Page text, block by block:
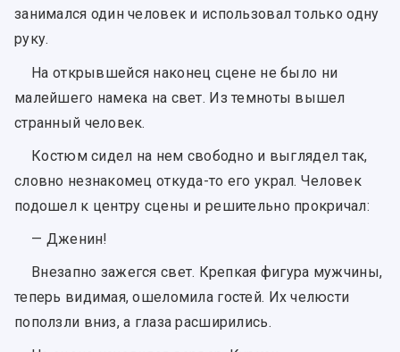
занимался один человек и использовал только одну
руку.
На открывшейся наконец сцене не было ни
малейшего намека на свет. Из темноты вышел
странный человек.
Костюм сидел на нем свободно и выглядел так,
словно незнакомец откуда-то его украл. Человек
подошел к центру сцены и решительно прокричал:
— Дженин!
Внезапно зажегся свет. Крепкая фигура мужчины,
теперь видимая, ошеломила гостей. Их челюсти
поползли вниз, а глаза расширились.